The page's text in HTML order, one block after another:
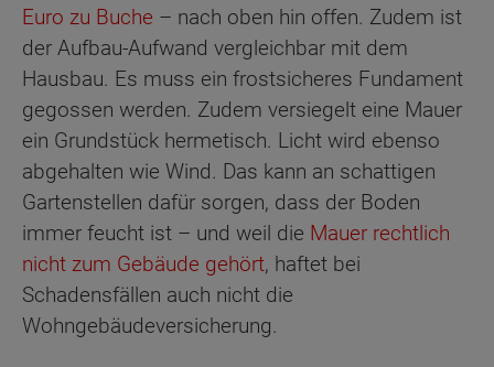
Euro zu Buche – nach oben hin offen. Zudem ist
der Aufbau-Aufwand vergleichbar mit dem
Hausbau. Es muss ein frostsicheres Fundament
gegossen werden. Zudem versiegelt eine Mauer
ein Grundstück hermetisch. Licht wird ebenso
abgehalten wie Wind. Das kann an schattigen
Gartenstellen dafür sorgen, dass der Boden
immer feucht ist – und weil die Mauer rechtlich
nicht zum Gebäude gehört, haftet bei
Schadensfällen auch nicht die
Wohngebäudeversicherung.